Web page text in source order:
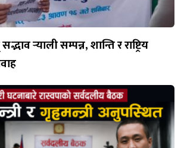
र्‍याली सम्पन्न, शान्ति र राष्ट्रिय